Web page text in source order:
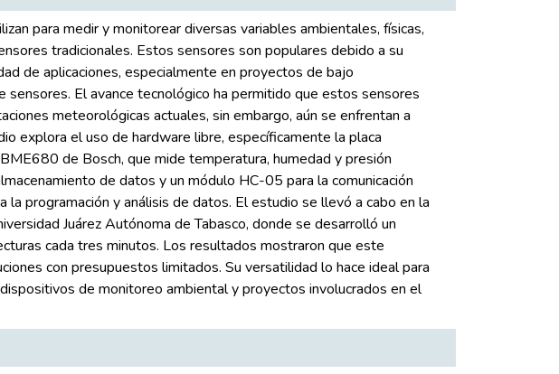
para medir y monitorear diversas variables ambientales, físicas,
tradicionales. Estos sensores son populares debido a su
de aplicaciones, especialmente en proyectos de bajo
El avance tecnológico ha permitido que estos sensores
meteorológicas actuales, sin embargo, aún se enfrentan a
explora el uso de hardware libre, específicamente la placa
de Bosch, que mide temperatura, humedad y presión
de datos y un módulo HC-05 para la comunicación
programación y análisis de datos. El estudio se llevó a cabo en la
Juárez Autónoma de Tabasco, donde se desarrolló un
cada tres minutos. Los resultados mostraron que este
con presupuestos limitados. Su versatilidad lo hace ideal para
de monitoreo ambiental y proyectos involucrados en el